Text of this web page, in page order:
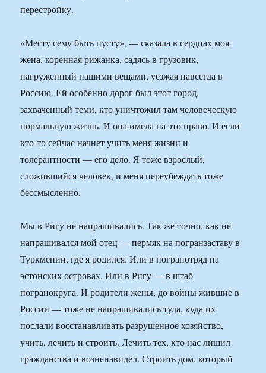
перестройку.
«Месту сему быть пусту», — сказала в сердцах моя
жена, коренная рижанка, садясь в грузовик,
нагруженный нашими вещами, уезжая навсегда в
Россию. Ей особенно дорог был этот город,
захваченный теми, кто уничтожил там человеческую
нормальную жизнь. И она имела на это право. И если
кто-то сейчас начнет учить меня жизни и
толерантности — его дело. Я тоже взрослый,
сложившийся человек, и меня переубеждать тоже
бессмысленно.
Мы в Ригу не напрашивались. Так же точно, как не
напрашивался мой отец — пермяк на погранзаставу в
Туркмении, где я родился. Или в погранотряд на
эстонских островах. Или в Ригу — в штаб
погранокруга. И родители жены, до войны жившие в
России — тоже не напрашивались туда, куда их
послали восстанавливать разрушенное хозяйство,
учить, лечить и строить. Лечить тех, кто нас лишил
гражданства и возненавидел. Строить дом, который